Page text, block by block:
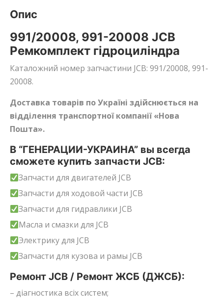
Опис
991/20008, 991-20008 JCB
Ремкомплект гідроциліндра
Каталожний номер запчастини JCB: 991/20008, 991-
20008.
Доставка товарів по Україні здійснюється на
відділення транспортної компанії «Нова
Пошта».
В “ГЕНЕРАЦИИ-УКРАИНА” вы всегда
сможете купить запчасти JCB:
Запчасти для двигателей JCB
Запчасти для ходовой части JCB
Запчасти для гидравлики JCB
Масла и смазки для JCB
Электрику для JCB
Запчасти для кузова и рамы JCB
Ремонт JCB / Ремонт ЖСБ (ДЖСБ):
– діагностика всіх систем;